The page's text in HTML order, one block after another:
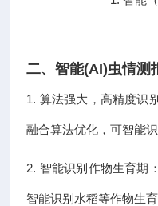
二、智能(AI)虫情测
1. 算法强大，高精度识
融合算法优化，可智能
2. 智能识别作物生育期
智能识别水稻等作物生育